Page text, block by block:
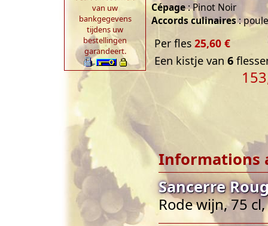
van uw
bankgegevens
tijdens uw
bestellingen
garandeert.
Cépage: Pinot Noir
Accords culinaires:
Per fles 25,60 €
Een kistje van 6
Informations
Sancerre
Rode wijn, 75